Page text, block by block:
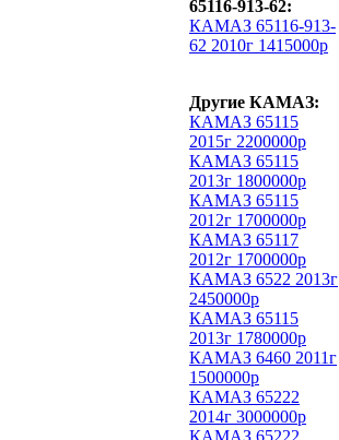
65116-913-62:
КАМАЗ 65116-913-
62 2010г 1415000р
Другие КАМАЗ:
КАМАЗ 65115
2015г 2200000р
КАМАЗ 65115
2013г 1800000р
КАМАЗ 65115
2012г 1700000р
КАМАЗ 65117
2012г 1700000р
КАМАЗ 6522 2013г
2450000р
КАМАЗ 65115
2013г 1780000р
КАМАЗ 6460 2011г
1500000р
КАМАЗ 65222
2014г 3000000р
КАМАЗ 65222